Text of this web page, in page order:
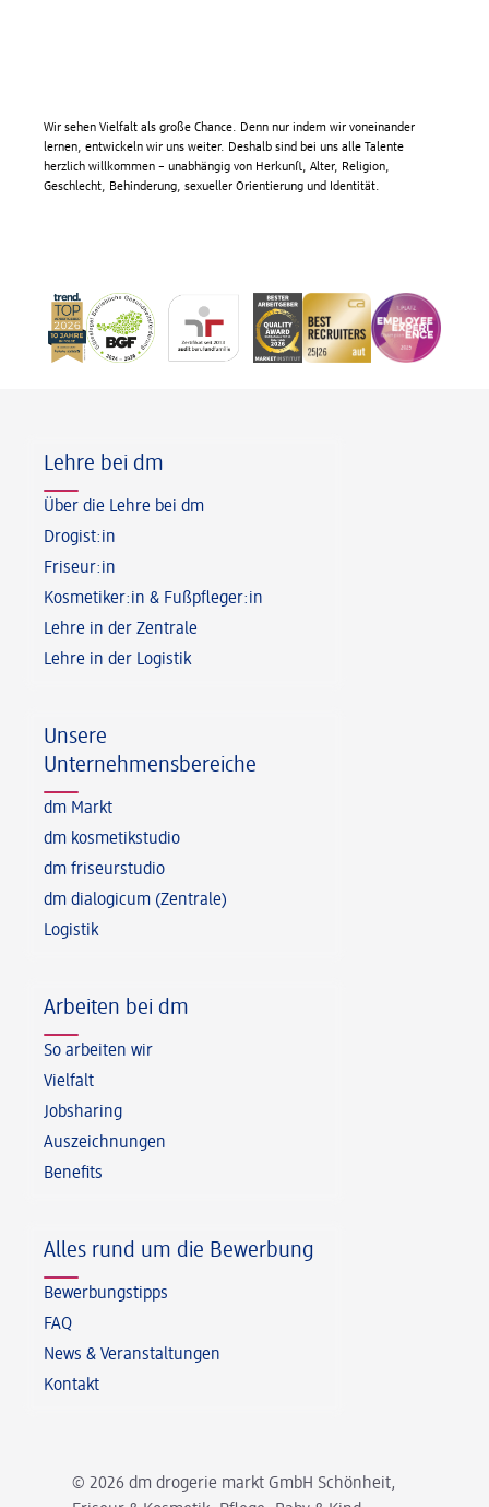
Wir sehen Vielfalt als große Chance. Denn nur indem wir voneinander
lernen, entwickeln wir uns weiter. Deshalb sind bei uns alle Talente
herzlich willkommen – unabhängig von Herkunft, Alter, Religion,
Geschlecht, Behinderung, sexueller Orientierung und Identität.
© 2026 dm drogerie markt GmbH Schönheit,
Lehre bei dm
Über die Lehre bei dm
Drogist:in
Friseur:in
Kosmetiker:in & Fußpfleger:in
Lehre in der Zentrale
Lehre in der Logistik
Unsere
Unternehmensbereiche
dm Markt
dm kosmetikstudio
dm friseurstudio
dm dialogicum (Zentrale)
Logistik
Arbeiten bei dm
So arbeiten wir
Vielfalt
Jobsharing
Auszeichnungen
Benefits
Alles rund um die Bewerbung
Bewerbungstipps
FAQ
News & Veranstaltungen
Kontakt